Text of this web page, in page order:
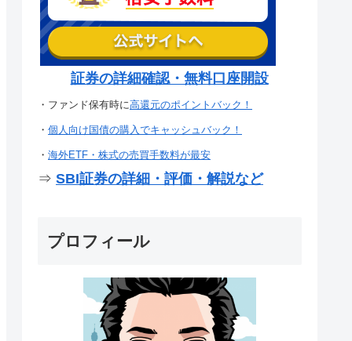
証券の詳細確認・無料口座開設
・ファンド保有時に高還元のポイントバック！
・ 個人向け国債の購入でキャッシュバック！
・ 海外ETF・株式の売買手数料が最安
⇒ SBI証券の詳細・評価・解説など
プロフィール